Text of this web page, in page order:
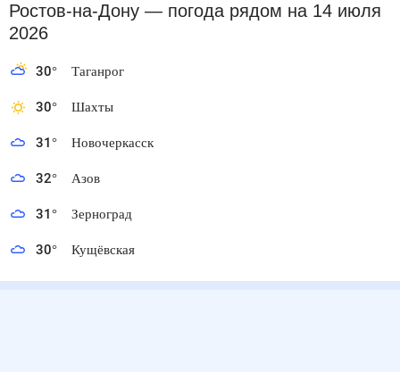
Ростов-на-Дону— погода рядомна 14 июля
2026
30° Таганрог
30° Шахты
31° Новочеркасск
32° Азов
31° Зерноград
30° Кущёвская